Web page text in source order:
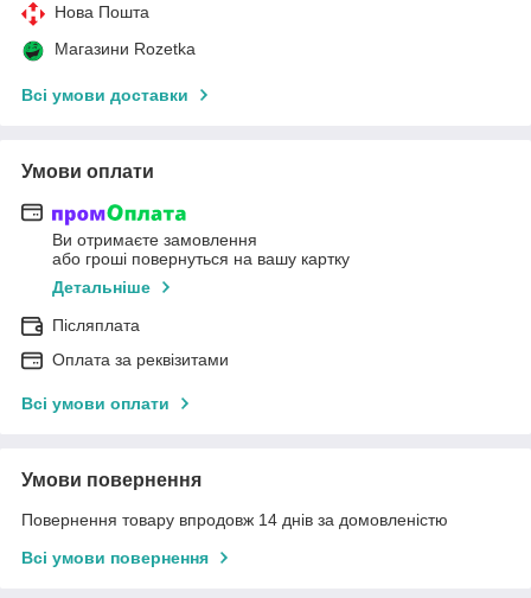
Нова Пошта
Магазини Rozetka
Всі умови доставки
Умови оплати
Ви отримаєте замовлення
або гроші повернуться на вашу картку
Детальніше
Післяплата
Оплата за реквізитами
Всі умови оплати
Умови повернення
Повернення товару впродовж 14 днів за домовленістю
Всі умови повернення